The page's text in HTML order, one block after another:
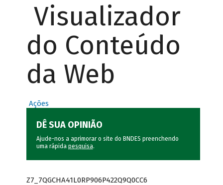
Visualizador
do Conteúdo
da Web
Ações
DÊ SUA OPINIÃO
Ajude-nos a aprimorar o site do BNDES preenchendo
uma rápida pesquisa.
Z7_7QGCHA41L0RP906P422Q9Q0CC6